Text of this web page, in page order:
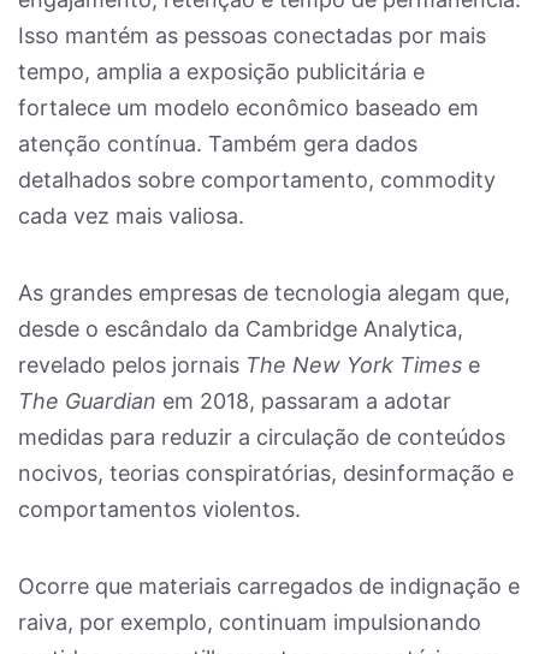
Isso mantém as pessoas conectadas por mais
tempo, amplia a exposição publicitária e
fortalece um modelo econômico baseado em
atenção contínua. Também gera dados
detalhados sobre comportamento, commodity
cada vez mais valiosa.
As grandes empresas de tecnologia alegam que,
desde o escândalo da Cambridge Analytica,
revelado pelos jornais The New York Times e
The Guardian em 2018, passaram a adotar
medidas para reduzir a circulação de conteúdos
nocivos, teorias conspiratórias, desinformação e
comportamentos violentos.
Ocorre que materiais carregados de indignação e
raiva, por exemplo, continuam impulsionando